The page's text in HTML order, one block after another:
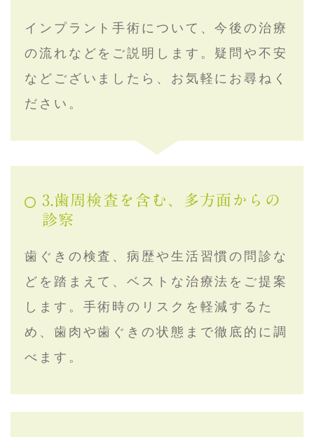
インプラント手術について、今後の治療
の流れなどをご説明します。疑問や不安
などございましたら、お気軽にお尋ねく
ださい。
3.歯周検査を含む、多方面からの
診察
歯ぐきの検査、病歴や生活習慣の問診な
どを踏まえて、ベストな治療法をご提案
します。手術時のリスクを軽減するた
め、歯肉や歯ぐきの状態まで徹底的に調
べます。